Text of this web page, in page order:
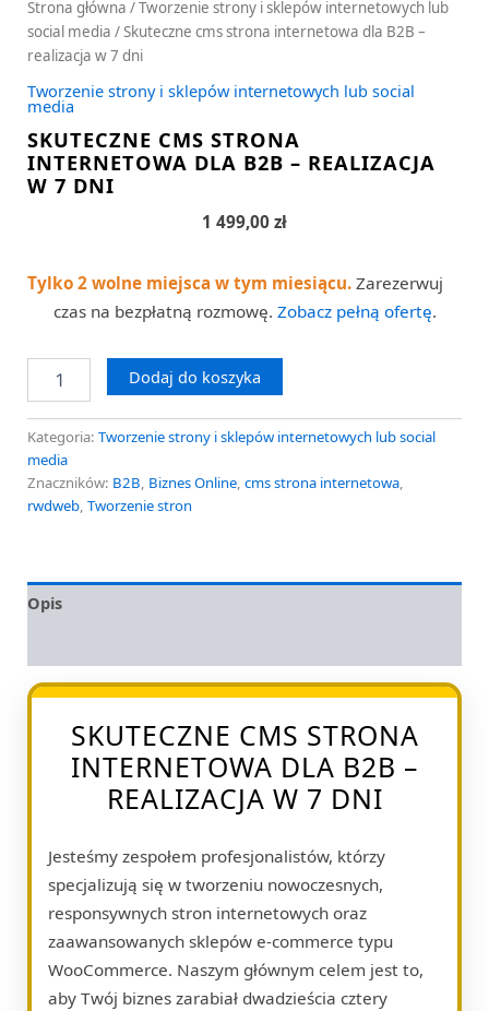
Strona główna /Tworzenie strony i sklepów internetowych lub
social media / Skuteczne cms strona internetowa dla B2B –
realizacja w 7 dni
Tworzenie strony i sklepów internetowych lub social
media
SKUTECZNE CMS STRONA
INTERNETOWA DLA B2B – REALIZACJA
W 7 DNI
1 499,00 zł
Tylko 2 wolne miejsca w tym miesiącu. Zarezerwuj
czas na bezpłatną rozmowę. Zobacz pełną ofertę.
Dodaj do koszyka
Kategoria: Tworzenie strony i sklepów internetowych lub social
media
Znaczników: B2B, Biznes Online, cms strona internetowa,
rwdweb, Tworzenie stron
Opis
SKUTECZNE CMS STRONA
INTERNETOWA DLA B2B –
REALIZACJA W 7 DNI
Jesteśmy zespołem profesjonalistów, którzy
specjalizują się w tworzeniu nowoczesnych,
responsywnych stron internetowych oraz
zaawansowanych sklepów e-commerce typu
WooCommerce. Naszym głównym celem jest to,
aby Twój biznes zarabiał dwadzieścia cztery